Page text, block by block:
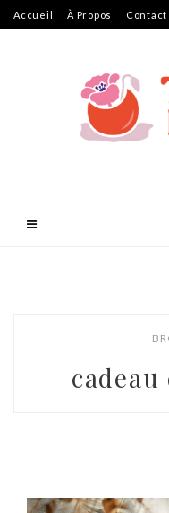
Accueil À Propos Contact
cadeau